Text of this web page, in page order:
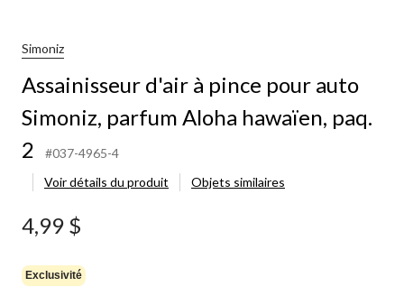
Simoniz
Assainisseur d'air à pince pour auto
Simoniz, parfum Aloha hawaïen, paq.
2
#037-4965-4
Voir détails du produit
Objets similaires
4,99 $
Exclusivité